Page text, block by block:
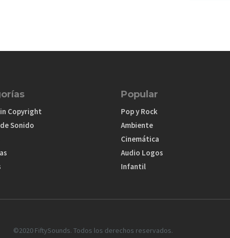
Copyright
Sonido
Popular
Pop y Rock
Ambiente
Cinemática
Audio Logos
Infantil
©2020 FiftySounds. Todos los derechos reservados.